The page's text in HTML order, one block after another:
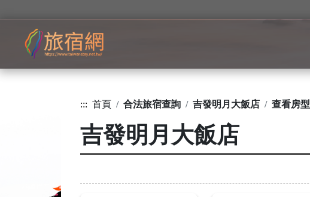
::: 首頁 合法旅宿查詢 吉發明月大飯店 查看房型
吉發明月大飯店